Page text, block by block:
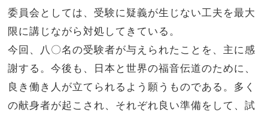
委員会としては、受験に疑義が生じない工夫を最大
限に講じながら対処してきている。
今回、八〇名の受験者が与えられたことを、主に感
謝する。今後も、日本と世界の福音伝道のために、
良き働き人が立てられるよう願うものである。多く
の献身者が起こされ、それぞれ良い準備をして、試